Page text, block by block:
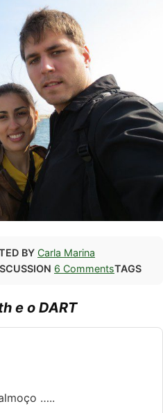
BY Carla Marina
6 CommentsTAGS
e o DART
…..